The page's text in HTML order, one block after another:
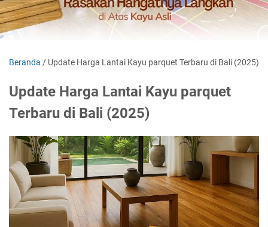
Beranda / Update Harga Lantai Kayu parquet Terbaru di Bali (2025)
Update Harga Lantai Kayu parquet
Terbaru di Bali (2025)